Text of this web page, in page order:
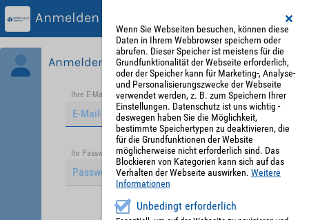
Anmelden
Anmelden
Ihre E-Mail-Adresse *
Passwort vergessen?
Ihr Passwort *
Angemeldet bleiben
Wenn Sie Webseiten besuchen, können diese
Daten in Ihrem Webbrowser speichern oder
abrufen. Dieser Speicher ist meistens für die
Grundfunktionalität der Webseite erforderlich,
oder der Speicher kann für Marketing-, Analyse-
und Personalisierungszwecke der Webseite
verwendet werden, z. B. zum Speichern Ihrer
Einstellungen. Datenschutz ist uns wichtig -
deswegen haben Sie die Möglichkeit,
bestimmte Speichertypen zu deaktivieren, die
für die Grundfunktionen der Website
möglicherweise nicht erforderlich sind. Das
Blockieren von Kategorien kann sich auf das
Verhalten der Webseite auswirken. Weitere
Informationen
Unbedingt erforderlich